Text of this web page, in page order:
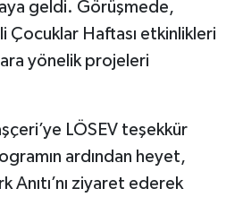
geldi. Görüşmede,
Çocuklar Haftası etkinlikleri
yönelik projeleri
LÖSEV teşekkür
ardından heyet,
Anıtı’nı ziyaret ederek